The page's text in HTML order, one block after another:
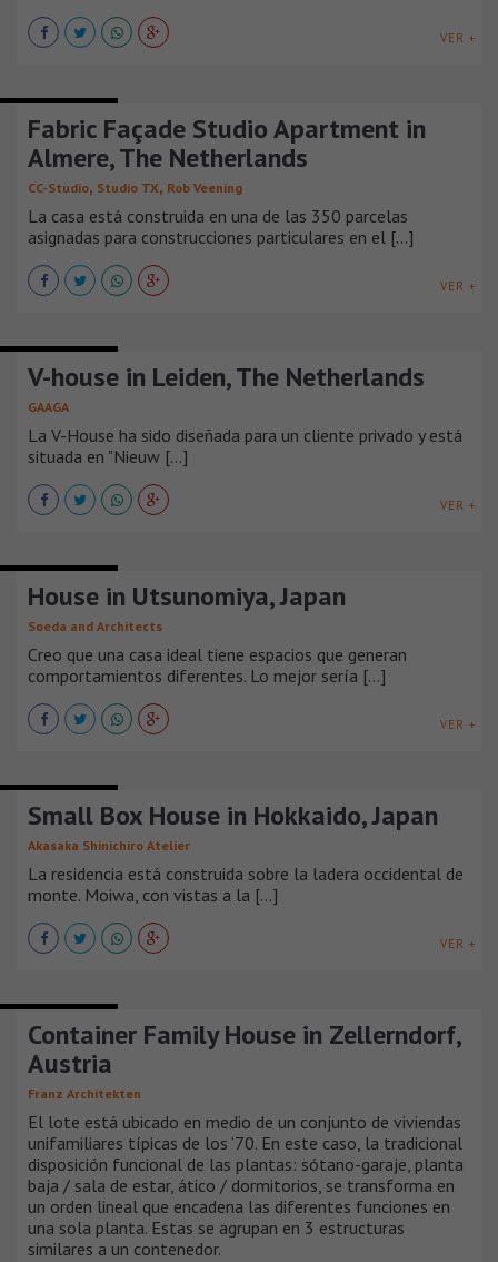
VER +
Fabric Façade Studio Apartment in
Almere, The Netherlands
CC-Studio, Studio TX, Rob Veening
La casa está construida en una de las 350 parcelas
asignadas para construcciones particulares en el [...]
VER +
V-house in Leiden, The Netherlands
GAAGA
La V-House ha sido diseñada para un cliente privado y está
situada en "Nieuw [...]
VER +
House in Utsunomiya, Japan
Soeda and Architects
Creo que una casa ideal tiene espacios que generan
comportamientos diferentes. Lo mejor sería [...]
VER +
Small Box House in Hokkaido, Japan
Akasaka Shinichiro Atelier
La residencia está construida sobre la ladera occidental de
monte. Moiwa, con vistas a la [...]
VER +
Container Family House in Zellerndorf,
Austria
Franz Architekten
El lote está ubicado en medio de un conjunto de viviendas
unifamiliares típicas de los ‘70. En este caso, la tradicional
disposición funcional de las plantas: sótano-garaje, planta
baja / sala de estar, ático / dormitorios, se transforma en
un orden lineal que encadena las diferentes funciones en
una sola planta. Estas se agrupan en 3 estructuras
similares a un contenedor.